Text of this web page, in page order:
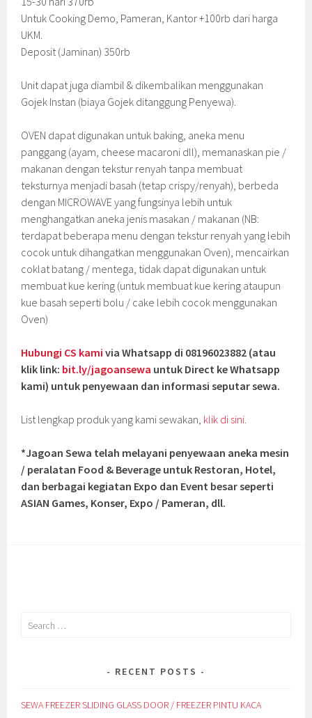
Untuk Cooking Demo, Pameran, Kantor +100rb dari harga
UKM.
Deposit (Jaminan) 350rb
Unit dapat juga diambil & dikembalikan menggunakan
Gojek Instan (biaya Gojek ditanggung Penyewa).
OVEN dapat digunakan untuk baking, aneka menu
panggang (ayam, cheese macaroni dll), memanaskan pie /
makanan dengan tekstur renyah tanpa membuat
teksturnya menjadi basah (tetap crispy/renyah), berbeda
dengan MICROWAVE yang fungsinya lebih untuk
menghangatkan aneka jenis masakan / makanan (NB:
terdapat beberapa menu dengan tekstur renyah yang lebih
cocok untuk dihangatkan menggunakan Oven), mencairkan
coklat batang / mentega, tidak dapat digunakan untuk
membuat kue kering (untuk membuat kue kering ataupun
kue basah seperti bolu / cake lebih cocok menggunakan
Oven)
Hubungi CS kami via Whatsapp di 08196023882 (atau
klik link: bit.ly/jagoansewa untuk Direct ke Whatsapp
kami) untuk penyewaan dan informasi seputar sewa.
List lengkap produk yang kami sewakan, klik di sini.
*Jagoan Sewa telah melayani penyewaan aneka mesin
/ peralatan Food & Beverage untuk Restoran, Hotel,
dan berbagai kegiatan Expo dan Event besar seperti
ASIAN Games, Konser, Expo / Pameran, dll.
Search
RECENT POSTS
SEWA FREEZER SLIDING GLASS DOOR / FREEZER PINTU KACA